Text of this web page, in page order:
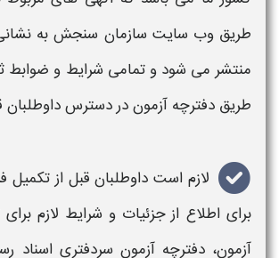
طریق وب سایت سازمان سنجش به
منتشر می شود و تمامی شرایط و ضوابط
طریق دفترچه آزموندر دسترس داوطلبان
لازم است داوطلبان قبل از تکمیل
برای اطلاع از جزئیات و شرایط لازم برای
آزمون،دفترچه آزمون سردفتری اسناد